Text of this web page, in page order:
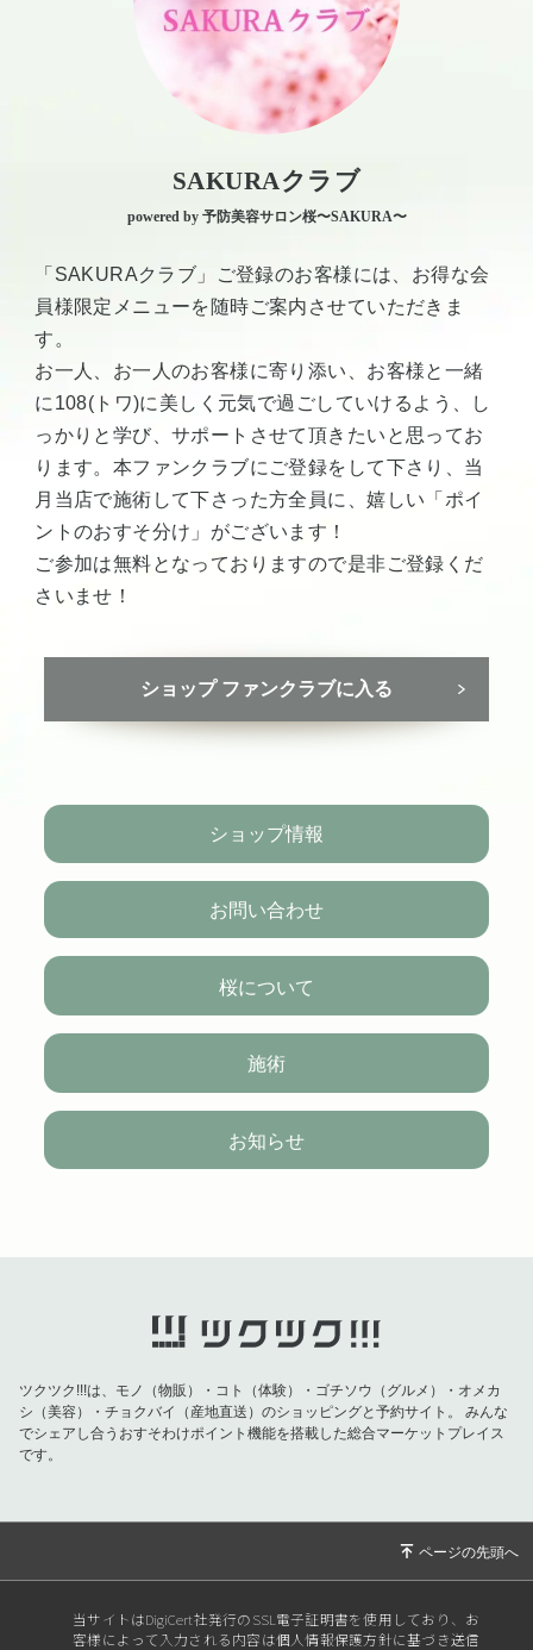
SAKURAクラブ
powered by 予防美容サロン桜〜SAKURA〜
「SAKURAクラブ」ご登録のお客様には、お得な会
員様限定メニューを随時ご案内させていただきま
す。
お一人、お一人のお客様に寄り添い、お客様と一緒
に108(トワ)に美しく元気で過ごしていけるよう、し
っかりと学び、サポートさせて頂きたいと思ってお
ります。本ファンクラブにご登録をして下さり、当
月当店で施術して下さった方全員に、嬉しい「ポイ
ントのおすそ分け」がございます！
ご参加は無料となっておりますので是非ご登録くだ
さいませ！
ショップ ファンクラブに入る
ショップ情報
お問い合わせ
桜について
施術
お知らせ
ツクツク!!!は、モノ（物販）・コト（体験）・ゴチソウ（グルメ）・オメカ
シ（美容）・チョクバイ（産地直送）のショッピングと予約サイト。
みんな
でシェアし合うおすそわけポイント機能を搭載した総合マーケットプレイス
です。
当サイトはDigiCert社発行のSSL電子証明書を使用しており、お
客様によって入力される内容は個人情報保護方針に基づき送信